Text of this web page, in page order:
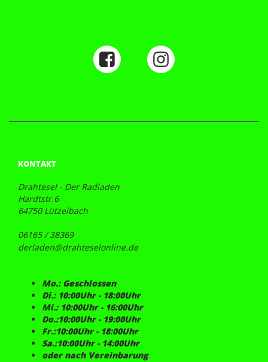
KONTAKT
Drahtesel - Der Radladen
Hardtstr.6
64750 Lützelbach
06165 / 38369
derladen@drahteselonline.de
Mo.: Geschlossen
Di.: 10:00Uhr - 18:00Uhr
Mi.: 10:00Uhr - 16:00Uhr
Do.:10:00Uhr - 19:00Uhr
Fr.:10:00Uhr - 18:00Uhr
Sa.:10:00Uhr - 14:00Uhr
oder nach Vereinbarung